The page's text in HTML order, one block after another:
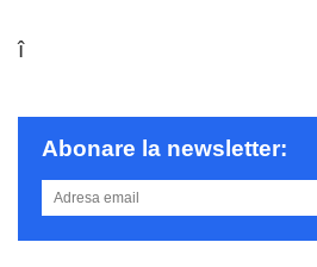
î
Abonare la newsletter: